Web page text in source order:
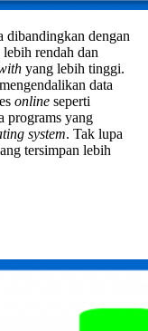
dibandingkan dengan
lebih rendah dan
yang lebih tinggi.
data
online seperti
programs yang
system. Tak lupa
tersimpan lebih